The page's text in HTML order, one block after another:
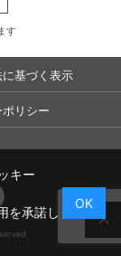
す
基づく表示
リシー
InstagramTwitter
キー
を承諾し
OK